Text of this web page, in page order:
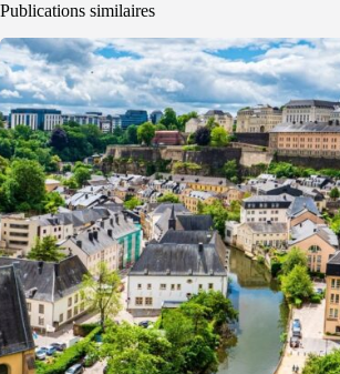
Publications similaires